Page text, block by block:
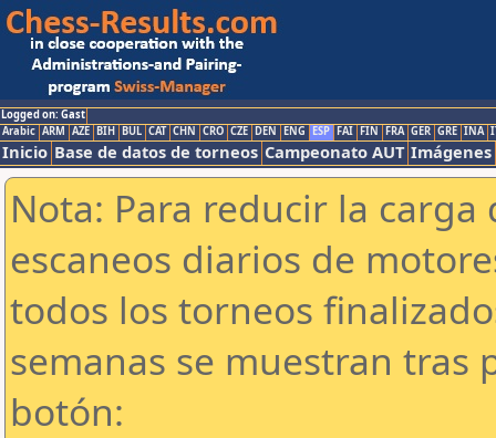
Logged on: Gast
Arabic ARM AZE BIH BUL CAT CHN CRO CZE DEN ENG ESP FAI FIN FRA GER GRE INA
Inicio Base de datos de torneos Campeonato AUT Imágenes
Nota: Para reducir la
escaneos diarios de
todos los torneos
semanas se muestran tras
botón: